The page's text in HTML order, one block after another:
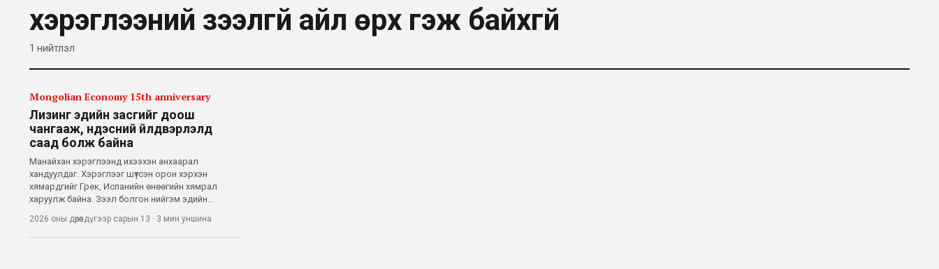
хэрэглээний зээлгүй айл өрх гэж байхгүй
1 нийтлэл
Mongolian Economy 15th anniversary
Лизинг эдийн засгийг доош
чангааж, үндэсний үйлдвэрлэлд
саад болж байна
Манайхан хэрэглээнд ихээхэн анхаарал
хандуулдаг. Хэрэглээг шүтсэн орон хэрхэн
хямардгийг Грек, Испанийн өнөөгийн хямрал
харуулж байна. Зээл болгон нийгэм эдийн
шийдвэрлэж байх ч ёстой. Тухайлбал, орон
сууцны зээл нь хүмүүсийн тав тухтай амьдралын
2026 оны дөрөвдүгээр сарын 13 · 3 мин уншина